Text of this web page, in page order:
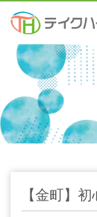
【金町】